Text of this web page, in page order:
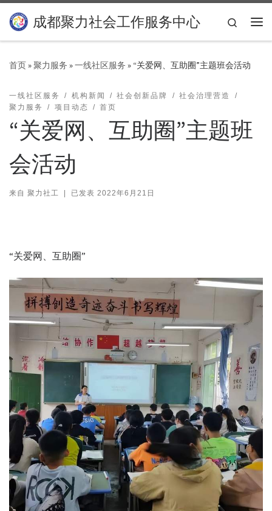
Skip to content
成都聚力社会工作服务中心
Search
首页»聚力服务 »一线社区服务 » “关爱网、互助圈”主题班会活动
一线社区服务 机构新闻 社会创新品牌
社会治理营造
聚力服务
项目动态 首页
“关爱网、互助圈”主题班
会活动
来自 聚力社工 已发表 2022年6月21日
“关爱网、互助圈”